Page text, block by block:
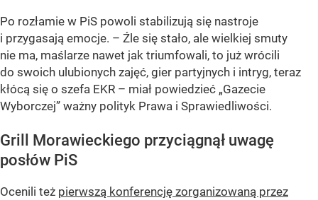
Po rozłamie w PiS powoli stabilizują się nastroje
i przygasają emocje. – Źle się stało, ale wielkiej smuty
nie ma, maślarze nawet jak triumfowali, to już wrócili
do swoich ulubionych zajęć, gier partyjnych i intryg, teraz
kłócą się o szefa EKR – miał powiedzieć „Gazecie
Wyborczej” ważny polityk Prawa i Sprawiedliwości.
Grill Morawieckiego przyciągnął uwagę
posłów PiS
Ocenili też pierwszą konferencję zorganizowaną przez